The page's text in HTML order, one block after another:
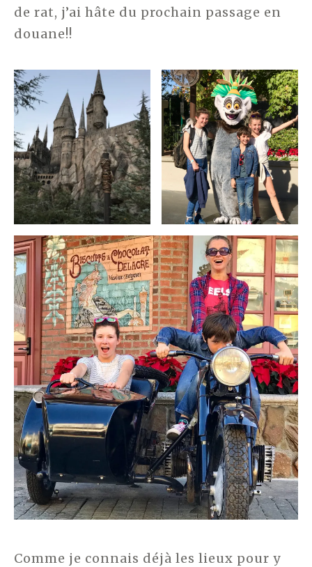
de rat, j’ai hâte du prochain passage en
douane!!
Comme je connais déjà les lieux pour y